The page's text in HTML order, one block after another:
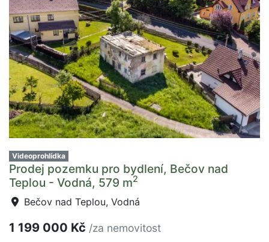
Videoprohlídka
Prodej pozemku pro bydlení, Bečov nad
Teplou - Vodná, 579 m2
Bečov nad Teplou, Vodná
1 199 000 Kč /za nemovitost